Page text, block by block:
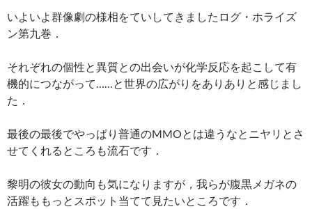
いよいよ群像劇の様相をていしてきましたログ・ホライズ
ン第九巻．
それぞれの個性と異質との出会いが化学反応を起こして有
機的につながって……と世界の広がりをありありと感じまし
た．
最後の最後でやっぱり普通のMMOとは違うなとニヤリとさ
せてくれるところも流石です．
黎明の彼女の動向も気になりますが，我らが腹黒メガネの
活躍ももっとスポット当てて見たいところです．